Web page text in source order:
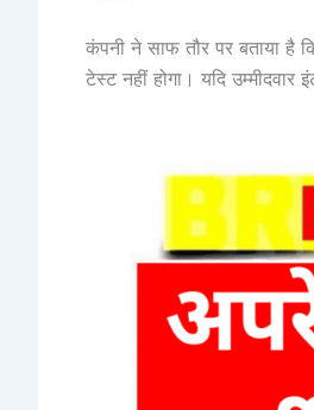
कंपनी ने साफ तौर पर बताया है
टेस्ट नहीं होगा। यदि